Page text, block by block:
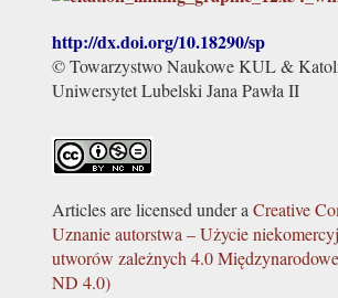
http://dx.doi.org/10.18290/sp
© Towarzystwo Naukowe KUL &
Uniwersytet Lubelski Jana Pawła II
Articles are licensed under a Creative
Uznanie autorstwa – Użycie
utworów zależnych 4.0
ND 4.0)